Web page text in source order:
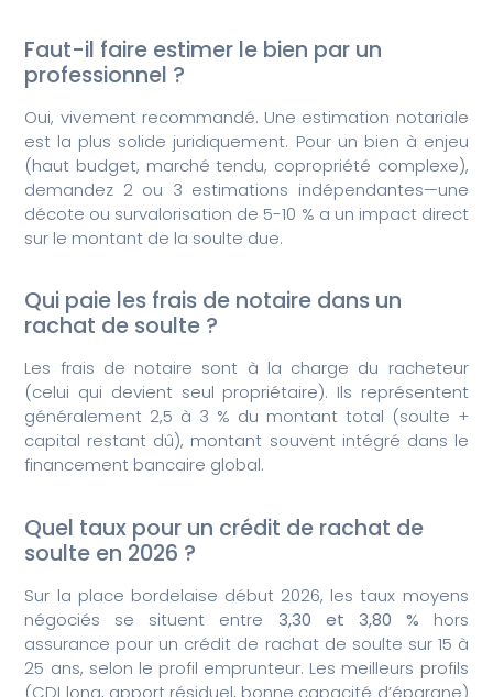
Faut-il faire estimer le bien par un
professionnel ?
Oui, vivement recommandé. Une estimation notariale
est la plus solide juridiquement. Pour un bien à enjeu
(haut budget, marché tendu, copropriété complexe),
demandez 2 ou 3 estimations indépendantes—une
décote ou survalorisation de 5-10 % a un impact direct
sur le montant de la soulte due.
Qui paie les frais de notaire dans un
rachat de soulte ?
Les frais de notaire sont à la charge du racheteur
(celui qui devient seul propriétaire). Ils représentent
généralement 2,5 à 3 % du montant total (soulte +
capital restant dû), montant souvent intégré dans le
financement bancaire global.
Quel taux pour un crédit de rachat de
soulte en 2026 ?
Sur la place bordelaise début 2026, les taux moyens
négociés se situent entre 3,30 et 3,80 % hors
assurance pour un crédit de rachat de soulte sur 15 à
25 ans, selon le profil emprunteur. Les meilleurs profils
(CDI long, apport résiduel, bonne capacité d’épargne)